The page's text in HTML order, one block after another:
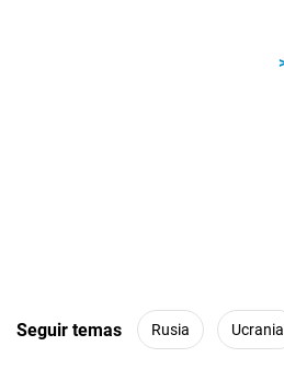
Seguir temas Rusia Ucrania